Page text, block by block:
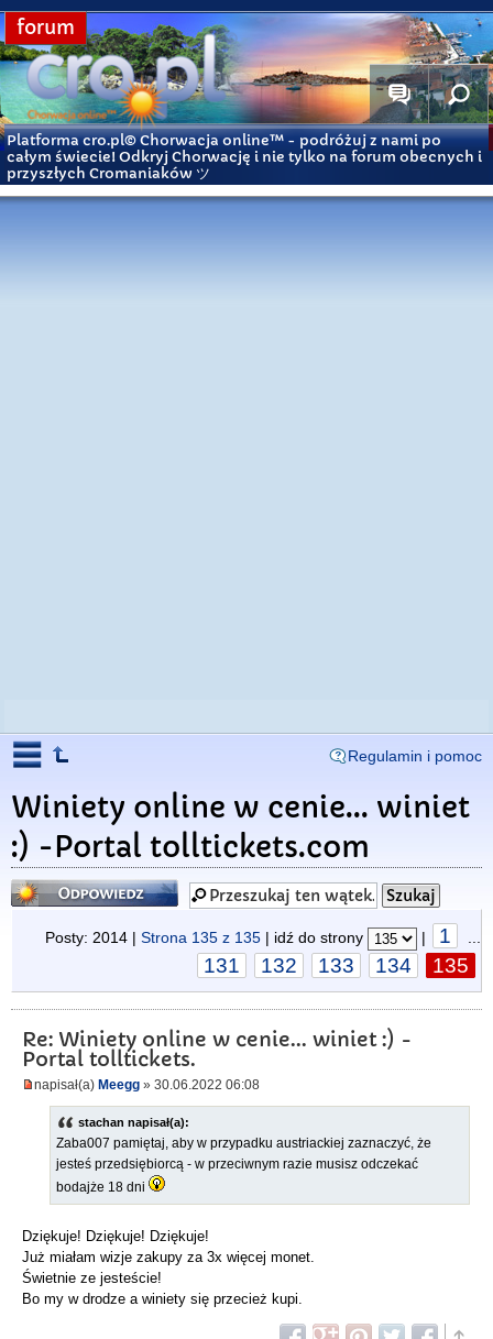
forum
Platforma cro.pl© Chorwacja online™ - podróżuj z nami po
całym świecie! Odkryj Chorwację i nie tylko na forum obecnych i
przyszłych Cromaniaków ツ
Regulamin i pomoc
Winiety online w cenie... winiet
:) -Portal tolltickets.com
Odpowiedz
Posty: 2014 | Strona 135 z 135 | idź do strony | 1
131 132 133 134 135
Re: Winiety online w cenie... winiet :) -
Portal tolltickets.
napisał(a) Meegg » 30.06.2022 06:08
stachan napisał(a):
Zaba007 pamiętaj, aby w przypadku austriackiej zaznaczyć, że
jesteś przedsiębiorcą - w przeciwnym razie musisz odczekać
bodajże 18 dni
Dziękuje! Dziękuje! Dziękuje!
Już miałam wizje zakupy za 3x więcej monet.
Świetnie ze jesteście!
Bo my w drodze a winiety się przecież kupi.